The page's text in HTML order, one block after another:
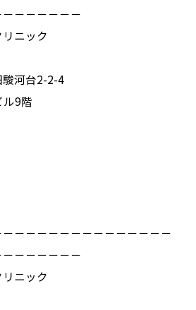
－－－－－－
ニック
河台2-2-4
ル9階
－－－－－－－－－－－－－－
－－－－－－
ニック